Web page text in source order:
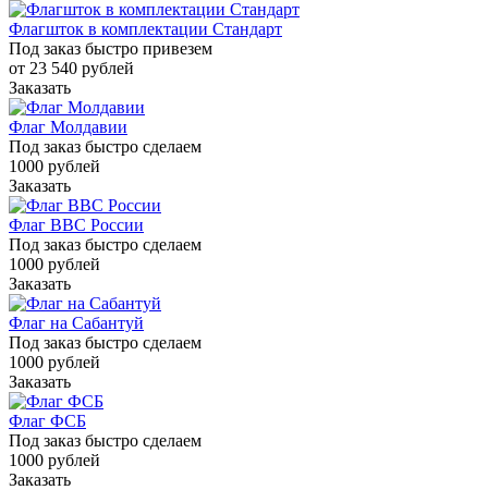
Флагшток в комплектации Стандарт
Под заказ быстро привезем
от 23 540 рублей
Заказать
Флаг Молдавии
Под заказ быстро сделаем
1000 рублей
Заказать
Флаг ВВС России
Под заказ быстро сделаем
1000 рублей
Заказать
Флаг на Сабантуй
Под заказ быстро сделаем
1000 рублей
Заказать
Флаг ФСБ
Под заказ быстро сделаем
1000 рублей
Заказать